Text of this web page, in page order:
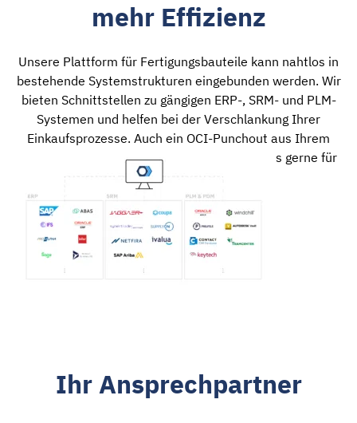
mehr Effizienz
Unsere Plattform für Fertigungsbauteile kann nahtlos in
bestehende Systemstrukturen eingebunden werden. Wir
bieten Schnittstellen zu gängigen ERP-, SRM- und PLM-
Systemen und helfen bei der Verschlankung Ihrer
Einkaufsprozesse. Auch ein OCI-Punchout aus Ihrem
ERP-System ist möglich. Kontaktieren Sie uns gerne für
nähere Informationen.
Ihr Ansprechpartner